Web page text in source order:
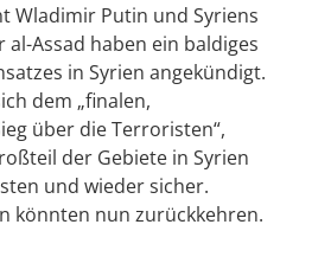
Wladimir Putin und Syriens
al-Assad haben ein baldiges
in Syrien angekündigt.
dem „finalen,
über die Terroristen“,
der Gebiete in Syrien
und wieder sicher.
könnten nun zurückkehren.